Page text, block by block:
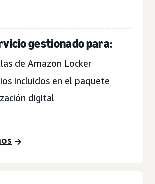
gestionado para:
de Amazon Locker
incluidos en el paquete
digital